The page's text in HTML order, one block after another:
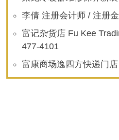
李倩 注册会计师 / 注册
富记杂货店 Fu Kee
477-4101
富康商场逸四方快递门